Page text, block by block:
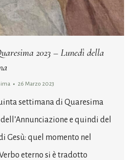
2023 – Lunedì della
26 Marzo 2023
settimana di Quaresima
e quindi del
Gesù: quel momento nel
eterno si è tradotto